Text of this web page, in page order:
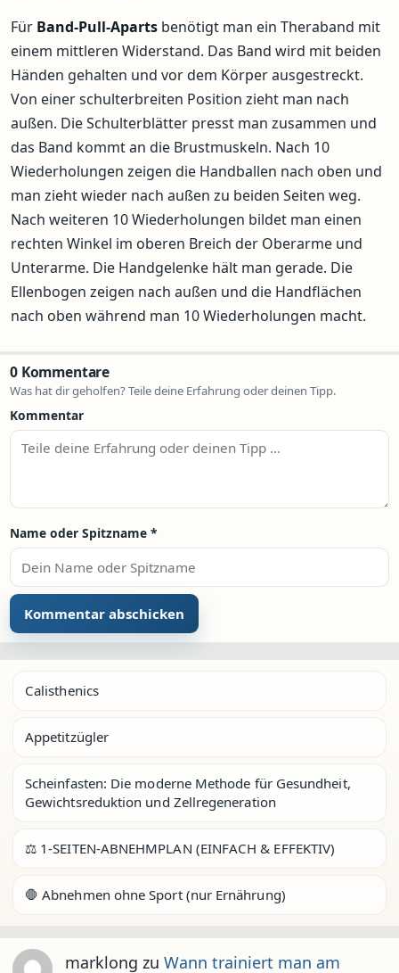
Für Band-Pull-Aparts benötigt man ein Theraband mit
einem mittleren Widerstand. Das Band wird mit beiden
Händen gehalten und vor dem Körper ausgestreckt.
Von einer schulterbreiten Position zieht man nach
außen. Die Schulterblätter presst man zusammen und
das Band kommt an die Brustmuskeln. Nach 10
Wiederholungen zeigen die Handballen nach oben und
man zieht wieder nach außen zu beiden Seiten weg.
Nach weiteren 10 Wiederholungen bildet man einen
rechten Winkel im oberen Breich der Oberarme und
Unterarme. Die Handgelenke hält man gerade. Die
Ellenbogen zeigen nach außen und die Handflächen
nach oben während man 10 Wiederholungen macht.
0 Kommentare
Was hat dir geholfen? Teile deine Erfahrung oder deinen Tipp.
Kommentar
Name oder Spitzname *
Calisthenics
Appetitzügler
Scheinfasten: Die moderne Methode für Gesundheit,
Gewichtsreduktion und Zellregeneration
⚖️ 1-SEITEN-ABNEHMPLAN (EINFACH & EFFEKTIV)
🛑 Abnehmen ohne Sport (nur Ernährung)
marklong zu Wann trainiert man am